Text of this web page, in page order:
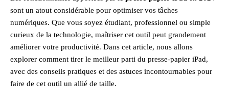
sont un atout considérable pour optimiser vos tâches
numériques. Que vous soyez étudiant, professionnel ou simple
curieux de la technologie, maîtriser cet outil peut grandement
améliorer votre productivité. Dans cet article, nous allons
explorer comment tirer le meilleur parti du presse-papier iPad,
avec des conseils pratiques et des astuces incontournables pour
faire de cet outil un allié de taille.